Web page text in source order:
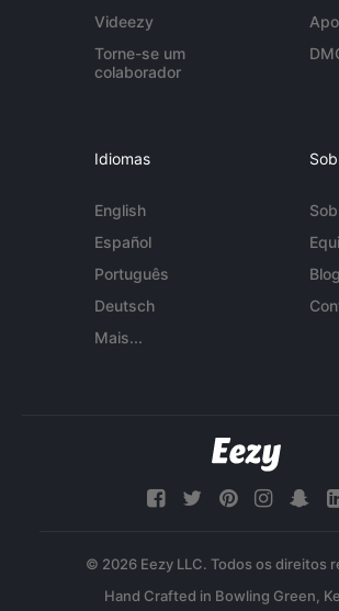
Videezy
Torne-se um
colaborador
Idiomas
English
Español
Português
Deutsch
Mais...
© 2026 Eezy LLC. Todos os direitos